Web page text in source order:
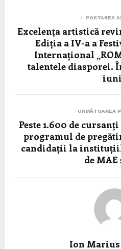
POSTAREA
Excelența artistică
Ediția a IV-a a
Internațional
talentele diasporei.
URMĂTOAREA
Peste 1.600 de
programul de
candidații la
de MAE
Ion